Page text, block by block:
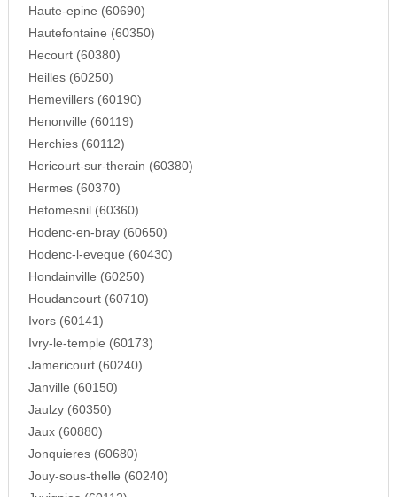
Haute-epine (60690)
Hautefontaine (60350)
Hecourt (60380)
Heilles (60250)
Hemevillers (60190)
Henonville (60119)
Herchies (60112)
Hericourt-sur-therain (60380)
Hermes (60370)
Hetomesnil (60360)
Hodenc-en-bray (60650)
Hodenc-l-eveque (60430)
Hondainville (60250)
Houdancourt (60710)
Ivors (60141)
Ivry-le-temple (60173)
Jamericourt (60240)
Janville (60150)
Jaulzy (60350)
Jaux (60880)
Jonquieres (60680)
Jouy-sous-thelle (60240)